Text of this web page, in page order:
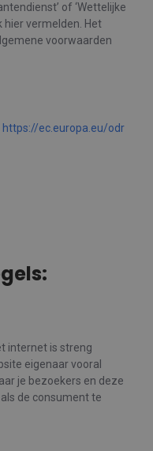
of ‘Wettelijke
hier vermelden. Het
voorwaarden
https://ec.europa.eu/odr
internet is streng
eigenaar vooral
je bezoekers en deze
de consument te